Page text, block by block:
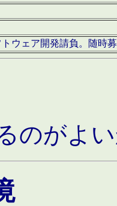
ウェア開発請負。随時
のがよ